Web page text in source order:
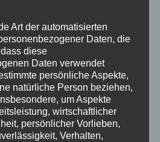
Art der automatisierten
Daten, die
diese
Daten verwendet
persönliche Aspekte,
natürliche Person beziehen,
um Aspekte
wirtschaftlicher
persönlicher Vorlieben,
Verhalten,